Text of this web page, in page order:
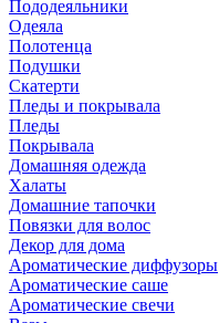
Пододеяльники
Одеяла
Полотенца
Подушки
Скатерти
Пледы и покрывала
Пледы
Покрывала
Домашняя одежда
Халаты
Домашние тапочки
Повязки для волос
Декор для дома
Ароматические диффузоры
Ароматические саше
Ароматические свечи